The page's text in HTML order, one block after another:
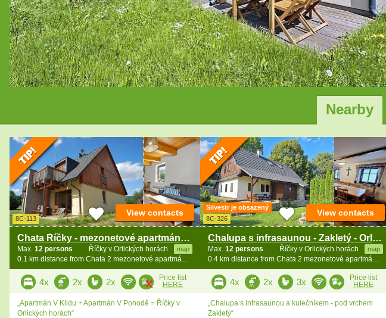
Nearby
8C-113
Chata Říčky - mezonetové apartmány Orlické hory
Říčky v Orlických horách map
Max. 12 persons
0.1 km distance from Chata 2 mezonetové apartmány - Zakletý
View contacts
4x 2x 2x
Price list
HERE
„Apartmán V Klidu + Apartmán V Pohodě = Říčky v
Orlických horách“
Silvestr je obsazený
8C-326
Chalupa s infrasaunou - Zakletý - Orlické hory
Říčky v Orlických horách map
Max. 12 persons
0.4 km distance from Chata 2 mezonetové apartmány - Zakletý
View contacts
4x 2x 3x
Price list
HERE
„Chalupa s infrasaunou a kulečníkem - pod vrchem
Zakletý“